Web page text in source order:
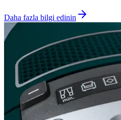
Daha fazla bilgi edinin